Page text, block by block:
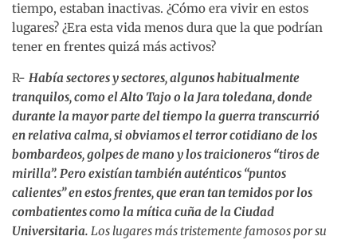
tiempo, estaban inactivas. ¿Cómo era vivir en estos
lugares? ¿Era esta vida menos dura que la que podrían
tener en frentes quizá más activos?
R- Había sectores y sectores, algunos habitualmente
tranquilos, como el Alto Tajo o la Jara toledana, donde
durante la mayor parte del tiempo la guerra transcurrió
en relativa calma, si obviamos el terror cotidiano de los
bombardeos, golpes de mano y los traicioneros “tiros de
mirilla”. Pero existían también auténticos “puntos
calientes” en estos frentes, que eran tan temidos por los
combatientes como la mítica cuña de la Ciudad
Universitaria. Los lugares más tristemente famosos por su